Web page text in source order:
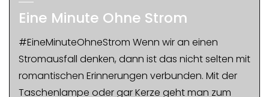
Eine Minute Ohne Strom
#EineMinuteOhneStrom Wenn wir an einen
Stromausfall denken, dann ist das nicht selten mit
romantischen Erinnerungen verbunden. Mit der
Taschenlampe oder gar Kerze geht man zum